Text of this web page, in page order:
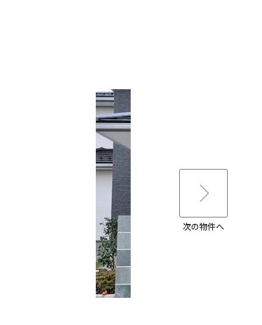
次の物件へ